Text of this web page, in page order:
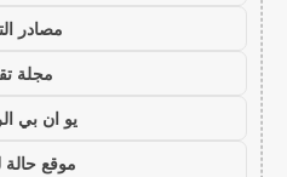
مصادر
مجلة
يو ان بي
موقع حالة